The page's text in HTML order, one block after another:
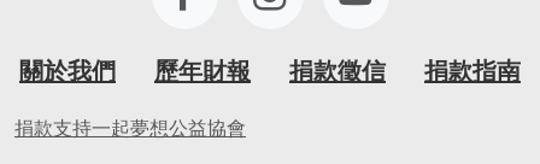
關於我們 歷年財報 捐款徵信 捐款指南
捐款支持一起夢想公益協會